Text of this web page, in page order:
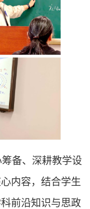
备、深耕教学设
内容，结合学生
前沿知识与思政